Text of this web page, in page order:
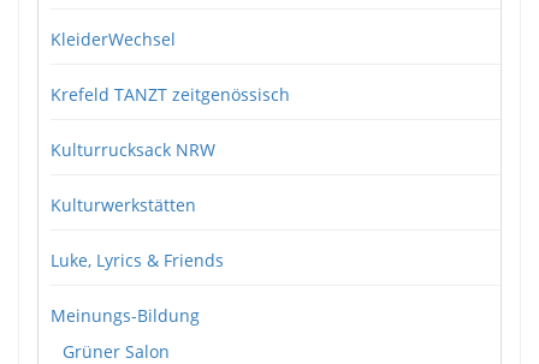
KleiderWechsel
Krefeld TANZT zeitgenössisch
Kulturrucksack NRW
Kulturwerkstätten
Luke, Lyrics & Friends
Meinungs-Bildung
Grüner Salon